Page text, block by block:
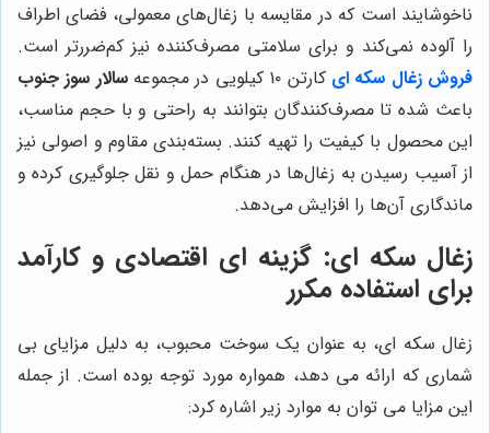
ناخوشایند است که در مقایسه با زغال‌های معمولی، فضای اطراف
را آلوده نمی‌کند و برای سلامتی مصرف‌کننده نیز کم‌ضررتر است.
فروش زغال سکه ای کارتن ۱۰ کیلویی در مجموعه
سالار سوز جنوب
باعث شده تا مصرف‌کنندگان بتوانند به راحتی و با حجم مناسب،
این محصول با کیفیت را تهیه کنند. بسته‌بندی مقاوم و اصولی نیز
از آسیب رسیدن به زغال‌ها در هنگام حمل و نقل جلوگیری کرده و
ماندگاری آن‌ها را افزایش می‌دهد.
زغال سکه ای: گزینه ای اقتصادی و کارآمد
برای استفاده مکرر
زغال سکه ای، به عنوان یک سوخت محبوب، به دلیل مزایای بی
شماری که ارائه می دهد، همواره مورد توجه بوده است. از جمله
این مزایا می توان به موارد زیر اشاره کرد: